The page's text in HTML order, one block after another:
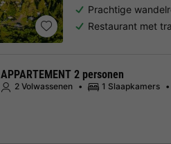
Prachtige
Restaurant met
APPARTEMENT 2 personen
2 Volwassenen 1 Slaapkamers